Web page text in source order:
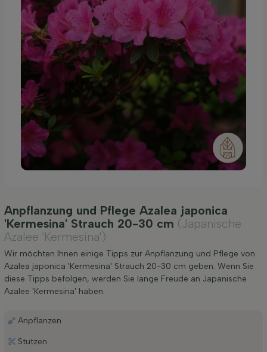
Anpflanzung und Pflege Azalea japonica
'Kermesina' Strauch 20-30 cm (Japanische
Azalee 'Kermesina')
Wir möchten Ihnen einige Tipps zur Anpflanzung und Pflege von
Azalea japonica 'Kermesina' Strauch 20-30 cm geben. Wenn Sie
diese Tipps befolgen, werden Sie lange Freude an Japanische
Azalee 'Kermesina' haben.
Anpflanzen
Stutzen